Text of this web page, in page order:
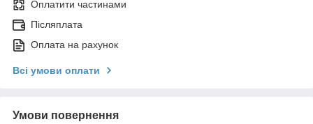
Оплатити частинами
Післяплата
Оплата на рахунок
Всі умови оплати
Умови повернення